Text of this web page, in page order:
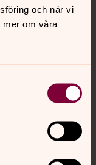
och när vi
mer om våra